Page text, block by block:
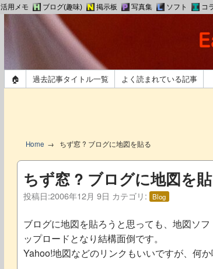
🏠 過去記事タイトル一覧 よく読まれている記事
Home ちず窓 ? ブログに地図を貼る
ちず窓 ? ブログに地図を
投稿日:2006年12月 9日 カテゴリ: Blog
ブログに地図を貼ろうと思っても、地図ソ
ップロードとなり結構面倒です。
Yahoo!地図などのリンクもいいですが、何か
活用メモ ブログ(趣味) 掲示板 写真集 ソフト コ